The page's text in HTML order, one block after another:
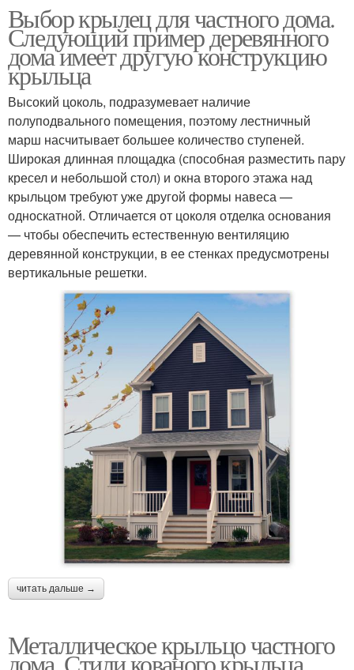
Выбор крылец для частного дома.
Следующий пример деревянного
дома имеет другую конструкцию
крыльца
Высокий цоколь, подразумевает наличие
полуподвального помещения, поэтому лестничный
марш насчитывает большее количество ступеней.
Широкая длинная площадка (способная разместить пару
кресел и небольшой стол) и окна второго этажа над
крыльцом требуют уже другой формы навеса —
односкатной. Отличается от цоколя отделка основания
— чтобы обеспечить естественную вентиляцию
деревянной конструкции, в ее стенках предусмотрены
вертикальные решетки.
читать дальше →
Металлическое крыльцо частного